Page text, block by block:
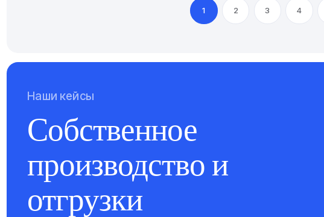
1 2 3 4
Наши кейсы
Собственное
производство и
отгрузки